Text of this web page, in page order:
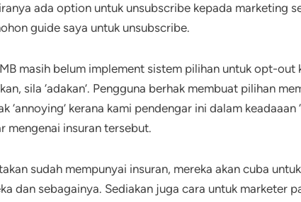
ada option untuk unsubscribe kepada marketing
guide saya untuk unsubscribe.
masih belum implement sistem pilihan untuk opt-out
sila ‘adakan’. Pengguna berhak membuat pilihan
‘annoying’ kerana kami pendengar ini dalam keadaaan
mengenai insuran tersebut.
sudah mempunyai insuran, mereka akan cuba
dan sebagainya. Sediakan juga cara untuk marketer